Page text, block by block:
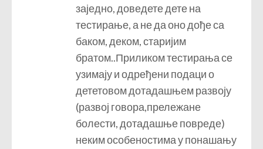
заједно, доведете дете на
тестирање, а не да оно дође са
баком, деком, старијим
братом..Приликом тестирања се
узимају и одређени подаци о
дететовом дотадашњем развоју
(развој говора,прележане
болести, дотадашње повреде)
неким особеностима у понашању